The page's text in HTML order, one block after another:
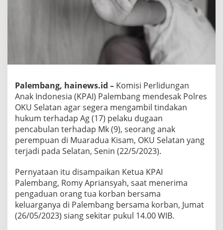
Palembang, hainews.id – Komisi Perlidungan
Anak Indonesia (KPAI) Palembang mendesak Polres
OKU Selatan agar segera mengambil tindakan
hukum terhadap Ag (17) pelaku dugaan
pencabulan terhadap Mk (9), seorang anak
perempuan di Muaradua Kisam, OKU Selatan yang
terjadi pada Selatan, Senin (22/5/2023).
Pernyataan itu disampaikan Ketua KPAI
Palembang, Romy Apriansyah, saat menerima
pengaduan orang tua korban bersama
keluarganya di Palembang bersama korban, Jumat
(26/05/2023) siang sekitar pukul 14.00 WIB.